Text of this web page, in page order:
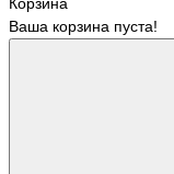
Ваша корзина пуста!